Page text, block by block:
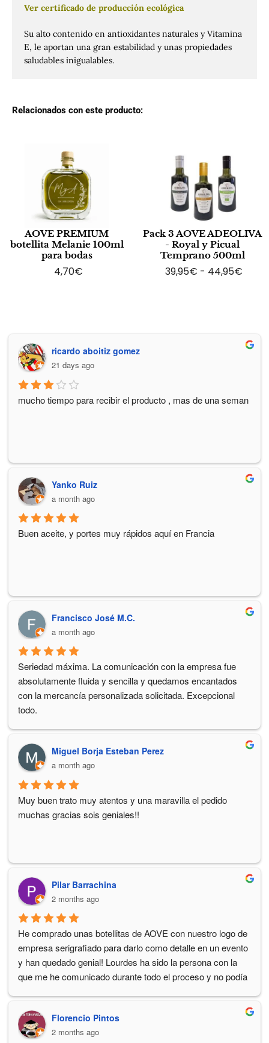
Relacionados con este producto:
AOVE PREMIUM
botellita Melanie 100ml
para bodas
4,70€
Pack 3 AOVE ADEOLIVA
- Royal y Picual
Temprano 500ml
39,95€ - 44,95€
Ver certificado de producción ecológica
Su alto contenido en antioxidantes naturales y Vitamina
E, le aportan una gran estabilidad y unas propiedades
saludables inigualables.
ricardo aboitiz gomez
21 days ago
mucho tiempo para recibir el producto , mas de una seman
Yanko Ruiz
a month ago
Buen aceite, y portes muy rápidos aquí en Francia
Francisco José M.C.
a month ago
Seriedad máxima. La comunicación con la empresa fue
absolutamente fluida y sencilla y quedamos encantados
con la mercancía personalizada solicitada. Excepcional
todo.
Miguel Borja Esteban Perez
a month ago
Muy buen trato muy atentos y una maravilla el pedido
muchas gracias sois geniales!!
Pilar Barrachina
2 months ago
He comprado unas botellitas de AOVE con nuestro logo de
empresa serigrafiado para darlo como detalle en un evento
y han quedado genial! Lourdes ha sido la persona con la
que me he comunicado durante todo el proceso y no podía
con ellos en el futuro tanto a nivel empresa como personal.
Gracias!!Florencio Pintos
2 months ago